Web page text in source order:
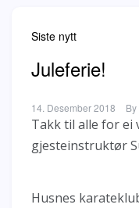
Siste nytt
Juleferie!
14. Desember 2018 By
Takk til alle for ei
gjesteinstruktør
Husnes